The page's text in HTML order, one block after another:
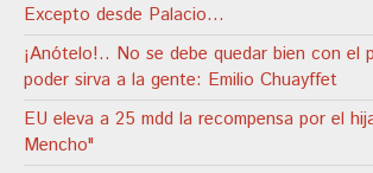
Excepto desde Palacio…
¡Anótelo!.. No se debe quedar bien con el
poder sirva a la gente: Emilio Chuayffet
EU eleva a 25 mdd la recompensa por el
Mencho"